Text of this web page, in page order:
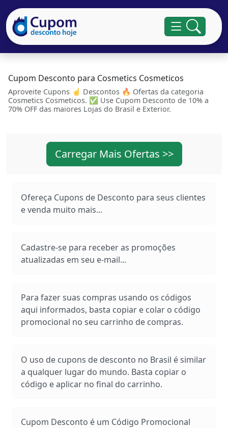
Cupom Desconto para Cosmetics Cosmeticos
Aproveite Cupons ☝ Descontos 🔥 Ofertas da categoria
Cosmetics Cosmeticos. ✅ Use Cupom Desconto de 10% a
70% OFF das maiores Lojas do Brasil e Exterior.
Carregar Mais Ofertas >>
Ofereça Cupons de Desconto para seus clientes
e venda muito mais...
Cadastre-se para receber as promoções
atualizadas em seu e-mail...
Para fazer suas compras usando os códigos
aqui informados, basta copiar e colar o código
promocional no seu carrinho de compras.
O uso de cupons de desconto no Brasil é similar
a qualquer lugar do mundo. Basta copiar o
código e aplicar no final do carrinho.
Cupom Desconto é um Código Promocional